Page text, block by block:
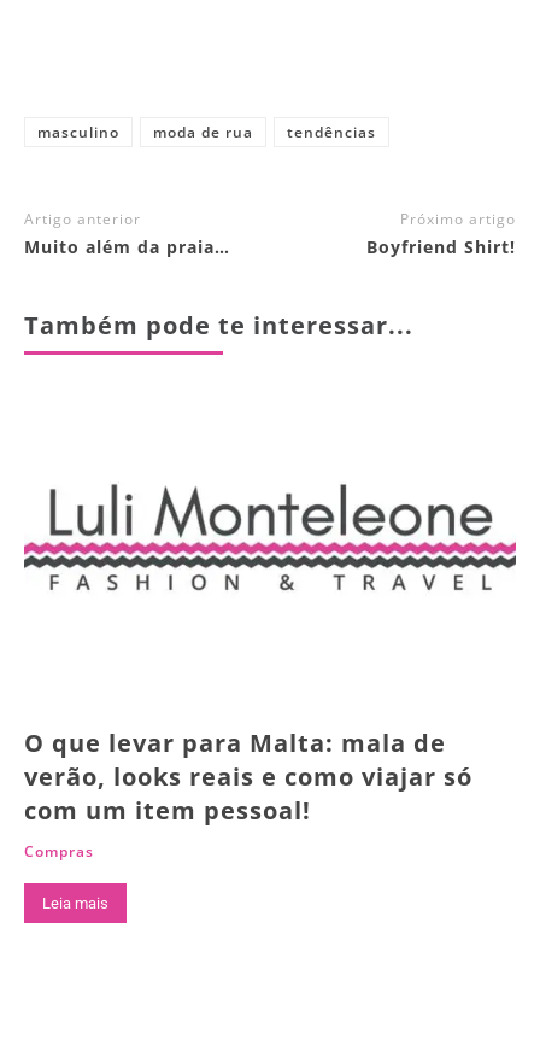
masculino moda de rua tendências
Artigo anterior
Muito além da praia…
Próximo artigo
Boyfriend Shirt!
Também pode te interessar...
O que levar para Malta: mala de
verão, looks reais e como viajar só
com um item pessoal!
Compras
Leia mais